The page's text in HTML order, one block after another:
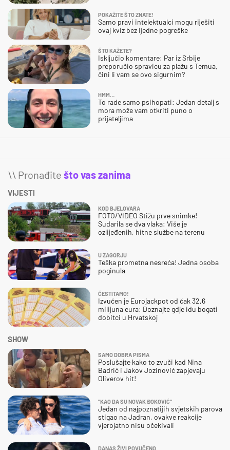
POKAŽITE ŠTO ZNATE!
Samo pravi intelektualci mogu riješiti
ovaj kviz bez ijedne pogreške
ŠTO KAŽETE?
Isključio komentare: Par iz Srbije
preporučio spravicu za plažu s Temua,
čini li vam se ovo sigurnim?
HMM…
To rade samo psihopati: Jedan detalj s
mora može vam otkriti puno o
prijateljima
\\ Pronađite što vas zanima
VIJESTI
KOD BJELOVARA
FOTO/VIDEO Stižu prve snimke!
Sudarila se dva vlaka: Više je
ozlijeđenih, hitne službe na terenu
U ZAGORJU
Teška prometna nesreća! Jedna osoba
poginula
ČESTITAMO!
Izvučen je Eurojackpot od čak 32,6
milijuna eura: Doznajte gdje idu bogati
dobitci u Hrvatskoj
SHOW
SAMO DOBRA PISMA
Poslušajte kako to zvuči kad Nina
Badrić i Jakov Jozinović zapjevaju
Oliverov hit!
"KAO DA SU NOVAK ĐOKOVIĆ"
Jedan od najpoznatijih svjetskih parova
stigao na Jadran, ovakve reakcije
vjerojatno nisu očekivali
DANAS ŽIVI POVUČENO